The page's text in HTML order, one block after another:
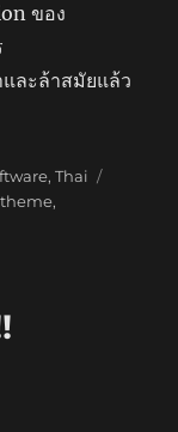
ของ
ละล้าสมัยแล้ว
,Thai
theme,